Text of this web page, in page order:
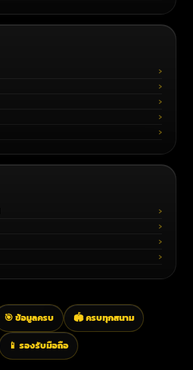
🎯 ข้อมูลครบ 🏟️ ครบทุกสนาม
📱 รองรับมือถือ